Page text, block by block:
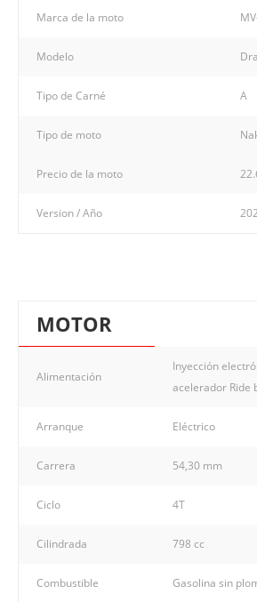
Marca de la moto
Modelo
Tipo de Carné A
Tipo de moto
Precio de la moto
Version / Año
MOTOR
Alimentación
Inyección
acelerador Ride
Arranque Eléctrico
Carrera 54,30 mm
Ciclo 4T
Cilindrada 798 cc
Combustible Gasolina sin